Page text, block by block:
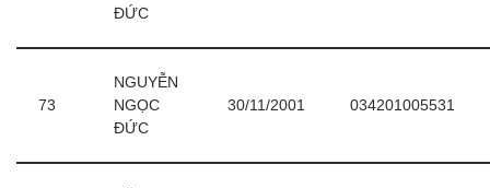
ĐỨC
73
NGUYỄN
NGỌC
ĐỨC
30/11/2001 034201005531